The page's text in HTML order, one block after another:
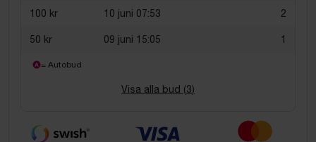
100 kr 10 juni 07:53 2
50 kr 09 juni 15:05 1
= Autobud
Visa alla bud (3)